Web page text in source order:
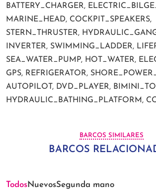
BATTERY_CHARGER,
MARINE_HEAD, COCKPIT_SPEAKERS,
STERN_THRUSTER,
INVERTER, SWIMMING_LADDER,
SEA_WATER_PUMP, HOT_WATER,
GPS, REFRIGERATOR,
AUTOPILOT, DVD_PLAYER,
HYDRAULIC_BATHING_PLATFORM,
BARCOS SIMILARES
BARCOS
TodosNuevosSegunda mano